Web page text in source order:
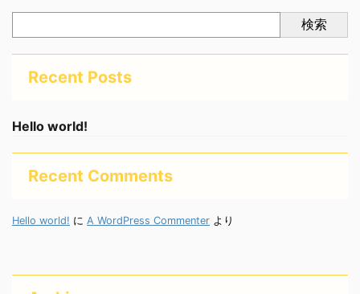
検索
Recent Posts
Hello world!
Recent Comments
Hello world! に A WordPress Commenter より